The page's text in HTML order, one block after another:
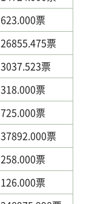
623.000票
26855.475票
3037.523票
318.000票
725.000票
37892.000票
258.000票
126.000票